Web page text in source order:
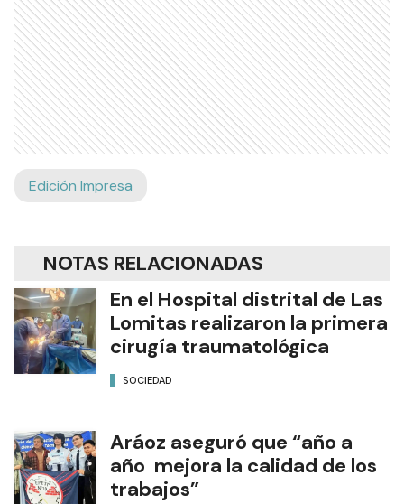
Edición Impresa
NOTAS RELACIONADAS
En el Hospital distrital de Las
Lomitas realizaron la primera
cirugía traumatológica
SOCIEDAD
Aráoz aseguró que “año a
año mejora la calidad de los
trabajos”